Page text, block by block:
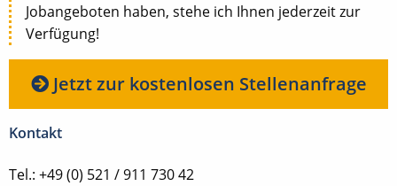
Jobangeboten haben, stehe ich Ihnen jederzeit zur
Verfügung!
Jetzt zur kostenlosen Stellenanfrage
Kontakt
Tel.: +49 (0) 521 / 911 730 42